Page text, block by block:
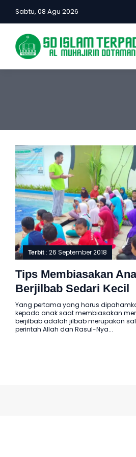
Sabtu, 08 Agu 2026
Terbit : 26 September 2018
Tips Membiasakan
Berjilbab Sedari Kecil
Yang pertama yang harus
kepada anak saat membiasakan
berjilbab adalah jilbab merupakan
perintah Allah dan Rasul-Nya...